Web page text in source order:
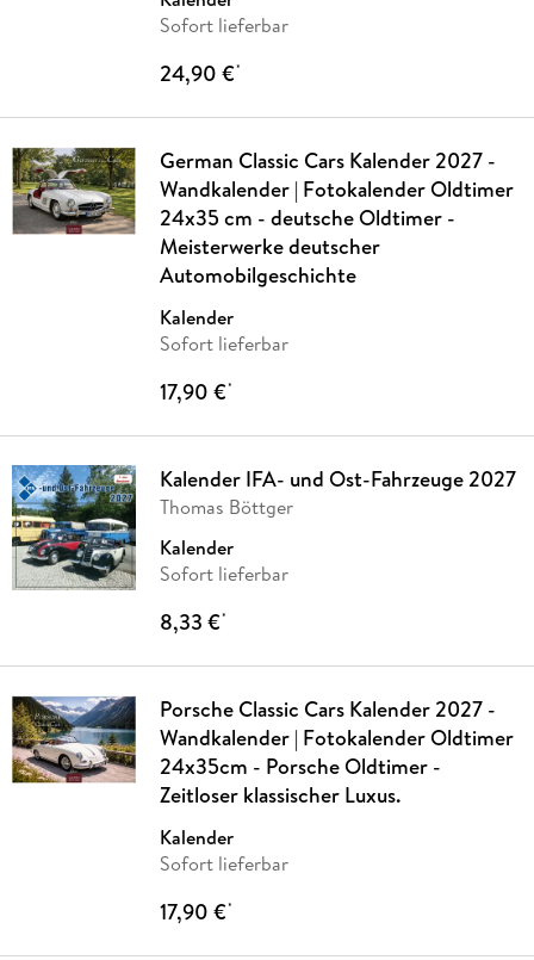
Sofort lieferbar
24,90 €*
German Classic Cars Kalender 2027 -
Wandkalender | Fotokalender Oldtimer
24x35 cm - deutsche Oldtimer -
Meisterwerke deutscher
Automobilgeschichte
Kalender
Sofort lieferbar
17,90 €*
Kalender IFA- und Ost-Fahrzeuge 2027
Thomas Böttger
Kalender
Sofort lieferbar
8,33 €*
Porsche Classic Cars Kalender 2027 -
Wandkalender | Fotokalender Oldtimer
24x35cm - Porsche Oldtimer -
Zeitloser klassischer Luxus.
Kalender
Sofort lieferbar
17,90 €*